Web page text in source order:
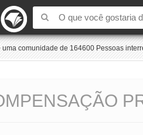
uma comunidade de 164600 Pessoas